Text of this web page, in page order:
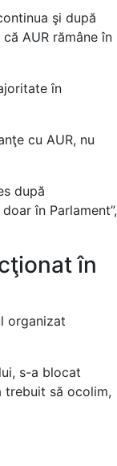
şi după
AUR rămâne în
în
cu AUR, nu
după
în Parlament”,
în
organizat
s-a blocat
trebuit să ocolim,